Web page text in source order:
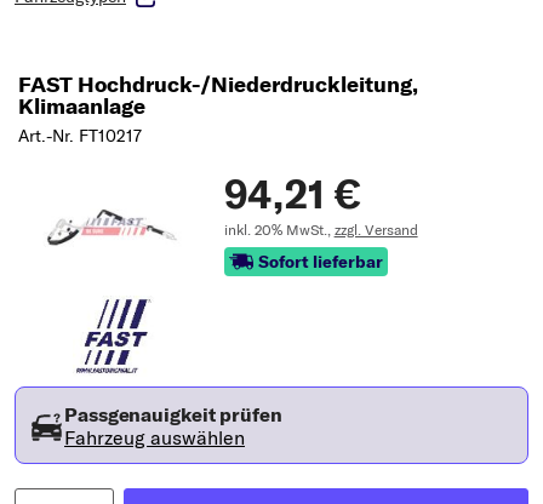
FAST Hochdruck-/Niederdruckleitung,
Klimaanlage
Art.-Nr. FT10217
94,21 €
inkl. 20% MwSt., zzgl. Versand
Sofort lieferbar
Passgenauigkeit prüfen
Fahrzeug auswählen